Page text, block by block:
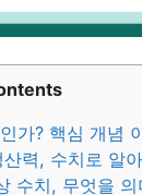
가? 핵심 개념
력, 수치로 알
수치, 무엇을 의